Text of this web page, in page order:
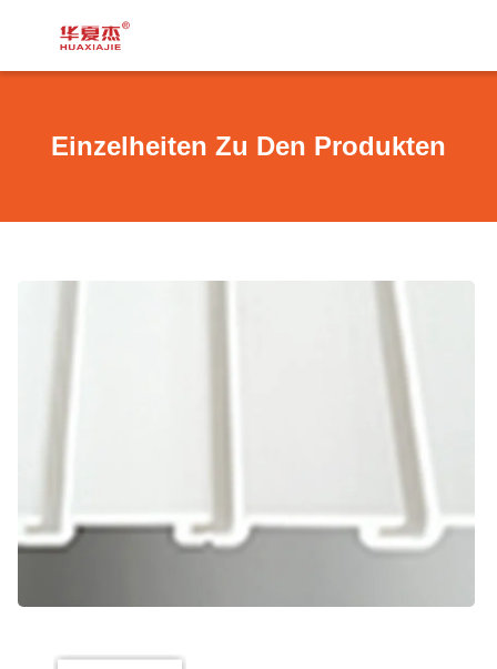
Einzelheiten Zu Den Produkten